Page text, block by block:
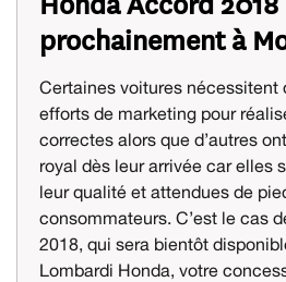
prochainement à
Certaines voitures nécessitent
efforts de marketing pour
correctes alors que d’autres
royal dès leur arrivée car elles
leur qualité et attendues de
consommateurs. C’est le cas
2018, qui sera bientôt
Lombardi Honda, votre